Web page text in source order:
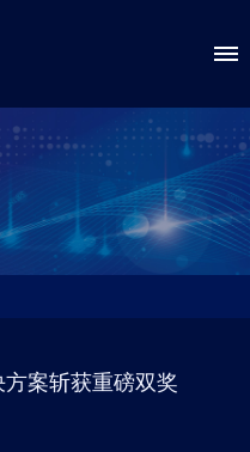
案斩获重磅双奖